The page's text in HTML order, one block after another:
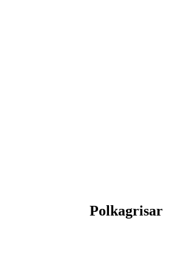
Polkagrisar